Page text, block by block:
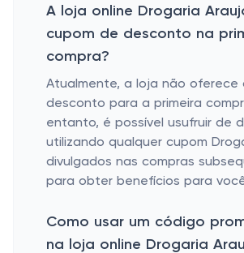
A loja online Drogaria
cupom de desconto na
compra?
Atualmente, a loja não oferece
desconto para a primeira
entanto, é possível usufruir de
utilizando qualquer cupom
divulgados nas compras
para obter benefícios para
Como usar um código
na loja online Drogaria